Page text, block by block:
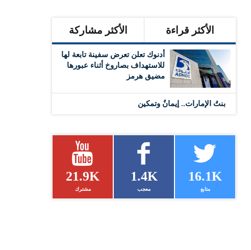
الأكثر قراءة الأكثر مشاركة
أدنوك تعلن تعرض سفينة تابعة لها
للاستهداف بصاروخ أثناء عبورها
مضيق هرمز
بنتُ الإمارات.. إيمانٌ وتمكين
21.9K
مشترك
1.4K
معجب
16.1K
متابع